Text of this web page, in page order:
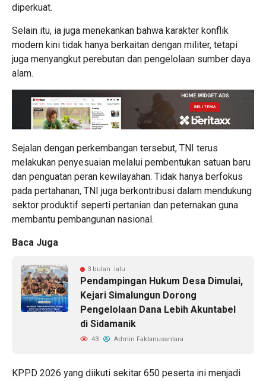
diperkuat.
Selain itu, ia juga menekankan bahwa karakter konflik
modern kini tidak hanya berkaitan dengan militer, tetapi
juga menyangkut perebutan dan pengelolaan sumber daya
alam.
Sejalan dengan perkembangan tersebut, TNI terus
melakukan penyesuaian melalui pembentukan satuan baru
dan penguatan peran kewilayahan. Tidak hanya berfokus
pada pertahanan, TNI juga berkontribusi dalam mendukung
sektor produktif seperti pertanian dan peternakan guna
membantu pembangunan nasional.
Baca Juga
3 bulan lalu
Pendampingan Hukum Desa Dimulai,
Kejari Simalungun Dorong
Pengelolaan Dana Lebih Akuntabel
di Sidamanik
43 Admin Faktanusantara
KPPD 2026 yang diikuti sekitar 650 peserta ini menjadi